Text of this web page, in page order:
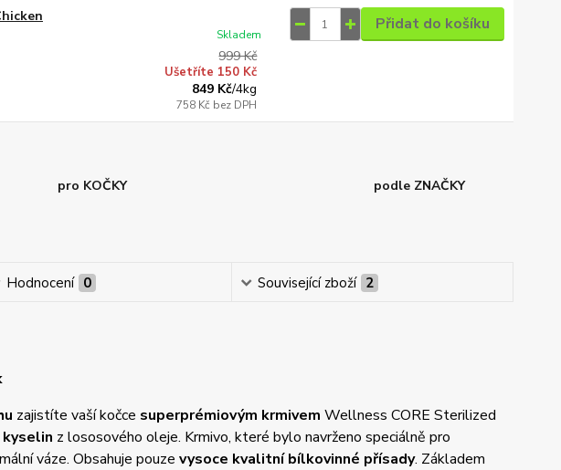
999 Kč
Ušetříte 150 Kč
849 Kč/4kg
758 Kč bez DPH
Skladem
Přidat do košíku
pro KOČKY podle ZNAČKY
Hodnocení 0 Související zboží 2
zajistíte vaší kočce superprémiovým krmivem Wellness CORE Sterilized
kyselin z lososového oleje. Krmivo, které bylo navrženo speciálně pro
váze. Obsahuje pouze vysoce kvalitní bílkovinné přísady. Základem